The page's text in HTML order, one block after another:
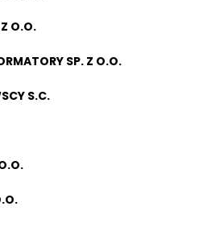
O.O.
SP. Z O.O.
S.C.